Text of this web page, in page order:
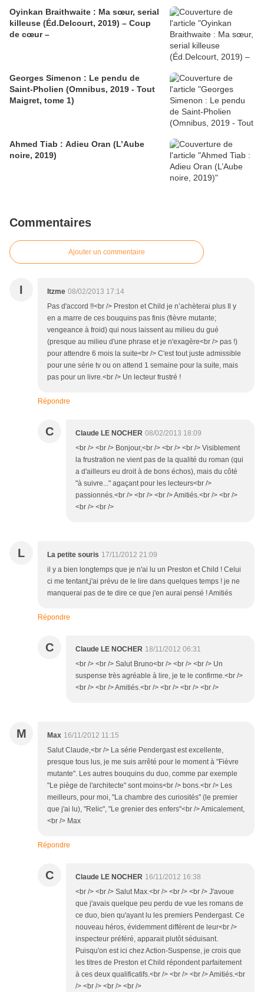
Oyinkan Braithwaite : Ma sœur, serial
killeuse (Éd.Delcourt, 2019) – Coup
de cœur –
Georges Simenon : Le pendu de
Saint-Pholien (Omnibus, 2019 - Tout
Maigret, tome 1)
Ahmed Tiab : Adieu Oran (L’Aube
noire, 2019)
Commentaires
Ajouter un commentaire
I Itzme 08/02/2013 17:14
Pas d'accord !!<br /> Preston et Child je n’achèterai plus Il y
en a marre de ces bouquins pas finis (fièvre mutante;
vengeance à froid) qui nous laissent au milieu du gué
(presque au milieu d'une phrase et je n'exagère<br /> pas !)
pour attendre 6 mois la suite<br /> C'est tout juste admissible
pour une série tv ou on attend 1 semaine pour la suite, mais
pas pour un livre.<br /> Un lecteur frustré !
Répondre
C Claude LE NOCHER 08/02/2013 18:09
<br /> <br /> Bonjour,<br /> <br /> <br /> Visiblement
la frustration ne vient pas de la qualité du roman (qui
a d'ailleurs eu droit à de bons échos), mais du côté
"à suivre..." agaçant pour les lecteurs<br />
passionnés.<br /> <br /> <br /> Amitiés.<br /> <br />
<br /> <br />
L La petite souris 17/11/2012 21:09
il y a bien longtemps que je n'ai lu un Preston et Child ! Celui
ci me tentant,j'ai prévu de le lire dans quelques temps ! je ne
manquerai pas de te dire ce que j'en aurai pensé ! Amitiés
Répondre
C Claude LE NOCHER 18/11/2012 06:31
<br /> <br /> Salut Bruno<br /> <br /> <br /> Un
suspense très agréable à lire, je te le confirme.<br />
<br /> <br /> Amitiés.<br /> <br /> <br /> <br />
M Max 16/11/2012 11:15
Salut Claude,<br /> La série Pendergast est excellente,
presque tous lus, je me suis arrêté pour le moment à "Fièvre
mutante". Les autres bouquins du duo, comme par exemple
"Le piège de l'architecte" sont moins<br /> bons.<br /> Les
meilleurs, pour moi, "La chambre des curiosités" (le premier
que j'ai lu), "Relic", "Le grenier des enfers"<br /> Amicalement,
<br /> Max
Répondre
C Claude LE NOCHER 16/11/2012 16:38
<br /> <br /> Salut Max.<br /> <br /> <br /> J'avoue
que j'avais quelque peu perdu de vue les romans de
ce duo, bien qu'ayant lu les premiers Pendergast. Ce
nouveau héros, évidemment différent de leur<br />
inspecteur préféré, apparait plutôt séduisant.
Puisqu'on est ici chez Action-Suspense, je crois que
les titres de Preston et Child répondent parfaitement
à ces deux qualificatifs.<br /> <br /> <br /> Amitiés.<br
/> <br /> <br /> <br />